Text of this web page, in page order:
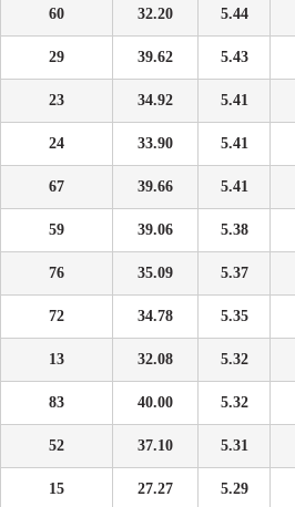
60 32.20 5.44
29 39.62 5.43
23 34.92 5.41
24 33.90 5.41
67 39.66 5.41
59 39.06 5.38
76 35.09 5.37
72 34.78 5.35
13 32.08 5.32
83 40.00 5.32
52 37.10 5.31
15 27.27 5.29